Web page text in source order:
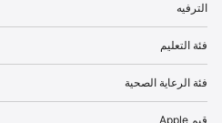
الترفيه
فئة التعليم
فئة الرعاية الصحية
قيم Apple